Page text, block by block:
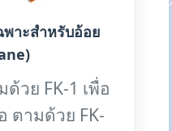
พาะสำหรับอ้อย
วย FK-1 เพื่อ
ตามด้วย FK-